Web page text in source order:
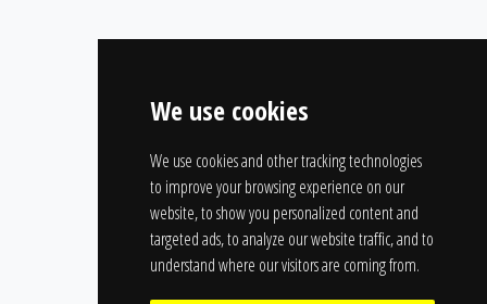
We use cookies
We use cookies and other tracking technologies
to improve your browsing experience on our
website, to show you personalized content and
targeted ads, to analyze our website traffic, and to
understand where our visitors are coming from.